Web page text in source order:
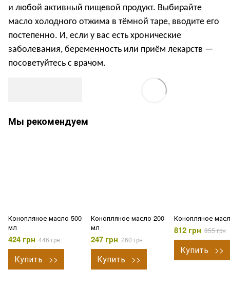
и любой активный пищевой продукт. Выбирайте
масло холодного отжима в тёмной таре, вводите его
постепенно. И , если у вас есть хронические
заболевания, беременность или приём лекарств —
посоветуйтесь с врачом.
Мы рекомендуем
Конопляное масло 500
мл
424 грн 446 грн
Купить >>
Конопляное масло 200
мл
247 грн 260 грн
Купить >>
Конопляное
812 грн 855 грн
Купить >>